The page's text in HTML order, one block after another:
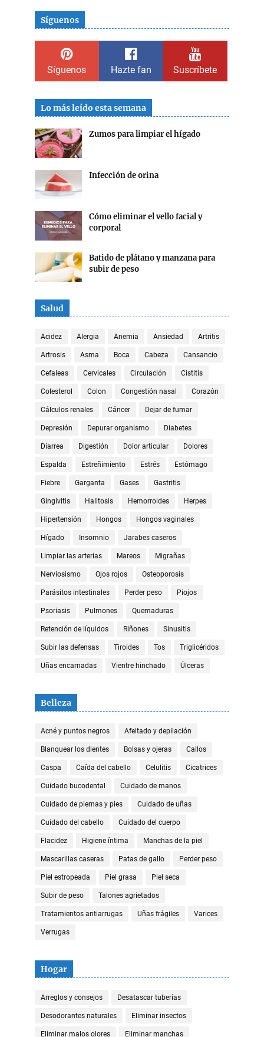
Síguenos
Síguenos Hazte fan Suscríbete
Lo más leído esta semana
Zumos para limpiar el hígado
Infección de orina
Cómo eliminar el vello facial y
corporal
Batido de plátano y manzana para
subir de peso
Salud
Acidez Alergia Anemia Ansiedad Artritis
Artrosis Asma Boca Cabeza Cansancio
Cefaleas Cervicales Circulación Cistitis
Colesterol Colon Congestión nasal Corazón
Cálculos renales Cáncer Dejar de fumar
Depresión Depurar organismo Diabetes
Diarrea Digestión Dolor articular Dolores
Espalda Estreñimiento Estrés Estómago
Fiebre Garganta Gases Gastritis
Gingivitis Halitosis Hemorroides Herpes
Hipertensión Hongos Hongos vaginales
Hígado Insomnio Jarabes caseros
Limpiar las arterias Mareos Migrañas
Nerviosismo Ojos rojos Osteoporosis
Parásitos intestinales Perder peso Piojos
Psoriasis Pulmones Quemaduras
Retención de líquidos Riñones Sinusitis
Subir las defensas Tiroides Tos Triglicéridos
Uñas encarnadas Vientre hinchado Úlceras
Belleza
Acné y puntos negros Afeitado y depilación
Blanquear los dientes Bolsas y ojeras Callos
Caspa Caída del cabello Celulitis Cicatrices
Cuidado bucodental Cuidado de manos
Cuidado de piernas y pies Cuidado de uñas
Cuidado del cabello Cuidado del cuerpo
Flacidez Higiene íntima Manchas de la piel
Mascarillas caseras Patas de gallo Perder peso
Piel estropeada Piel grasa Piel seca
Subir de peso Talones agrietados
Tratamientos antiarrugas Uñas frágiles Varices
Verrugas
Hogar
Arreglos y consejos Desatascar tuberías
Desodorantes naturales Eliminar insectos
Eliminar malos olores Eliminar manchas